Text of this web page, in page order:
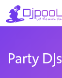
Party DJs